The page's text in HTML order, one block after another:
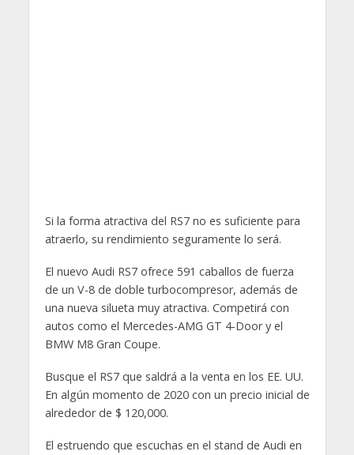
Si la forma atractiva del RS7 no es suficiente para
atraerlo, su rendimiento seguramente lo será.
El nuevo Audi RS7 ofrece 591 caballos de fuerza
de un V-8 de doble turbocompresor, además de
una nueva silueta muy atractiva. Competirá con
autos como el Mercedes-AMG GT 4-Door y el
BMW M8 Gran Coupe.
Busque el RS7 que saldrá a la venta en los EE. UU.
En algún momento de 2020 con un precio inicial de
alrededor de $ 120,000.
El estruendo que escuchas en el stand de Audi en